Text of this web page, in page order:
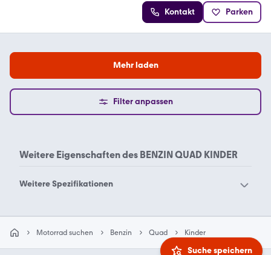
Kontakt Parken
Mehr laden
Filter anpassen
Suche speichern
Weitere Eigenschaften des BENZIN QUAD KINDER
Weitere Spezifikationen
Motorrad suchen Benzin Quad Kinder